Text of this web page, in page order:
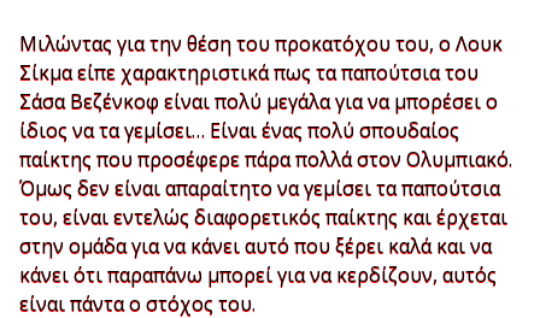
Μιλώντας για την θέση του προκατόχου του, ο Λουκ
Σίκμα είπε χαρακτηριστικά πως τα παπούτσια του
Σάσα Βεζένκοφ είναι πολύ μεγάλα για να μπορέσει ο
ίδιος να τα γεμίσει… Είναι ένας πολύ σπουδαίος
παίκτης που προσέφερε πάρα πολλά στον Ολυμπιακό.
Όμως δεν είναι απαραίτητο να γεμίσει τα παπούτσια
του, είναι εντελώς διαφορετικός παίκτης και έρχεται
στην ομάδα για να κάνει αυτό που ξέρει καλά και να
κάνει ότι παραπάνω μπορεί για να κερδίζουν, αυτός
είναι πάντα ο στόχος του.